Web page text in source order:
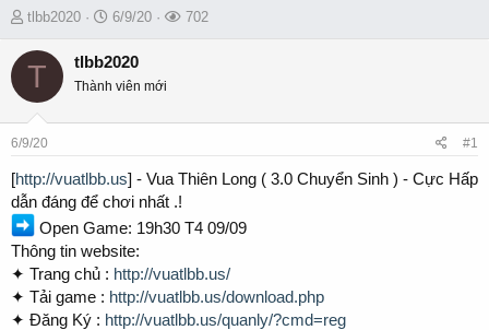
T
r
s
a
r
t
e
r
tlbb2020
S
a
e
6/9/20
L
702
T tlbb2020
Thành viên mới
6/9/20 #1
[http://vuatlbb.us] - Vua Thiên Long ( 3.0 Chuyển Sinh ) - Cực Hấp
dẫn đáng để chơi nhất .!
Open Game: 19h30 T4 09/09
Thông tin website:
✦ Trang chủ : http://vuatlbb.us/
✦ Tải game : http://vuatlbb.us/download.php
✦ Đăng Ký : http://vuatlbb.us/quanly/?cmd=reg